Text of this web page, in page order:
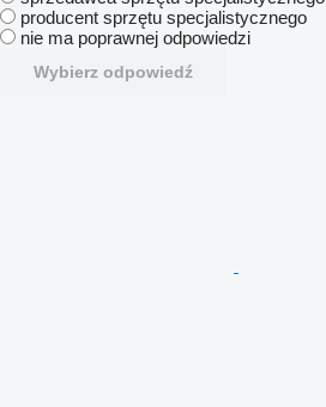
producent sprzętu specjalistycznego
nie ma poprawnej odpowiedzi
Wybierz odpowiedź